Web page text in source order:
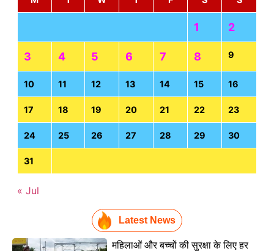
1 2
3 4 5 6 7 8 9
10 11 12 13 14 15 16
17 18 19 20 21 22 23
24 25 26 27 28 29 30
31
« Jul
Latest News
महिलाओं और बच्चों की सुरक्षा के लिए हर